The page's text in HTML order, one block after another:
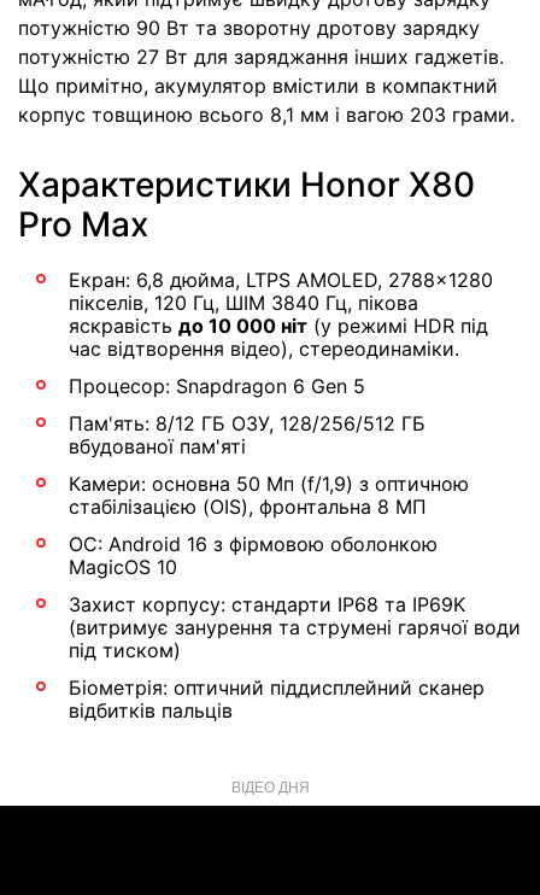
потужністю 90 Вт та зворотну дротову зарядку
потужністю 27 Вт для заряджання інших гаджетів.
Що примітно, акумулятор вмістили в компактний
корпус товщиною всього 8,1 мм і вагою 203 грами.
Характеристики Honor X80
Pro Max
Екран: 6,8 дюйма, LTPS AMOLED, 2788×1280
пікселів, 120 Гц, ШІМ 3840 Гц, пікова
яскравість до 10 000 ніт (у режимі HDR під
час відтворення відео), стереодинаміки.
Процесор: Snapdragon 6 Gen 5
Пам'ять: 8/12 ГБ ОЗУ, 128/256/512 ГБ
вбудованої пам'яті
Камери: основна 50 Мп (f/1,9) з оптичною
стабілізацією (OIS), фронтальна 8 МП
ОС: Android 16 з фірмовою оболонкою
MagicOS 10
Захист корпусу: стандарти IP68 та IP69K
(витримує занурення та струмені гарячої води
під тиском)
Біометрія: оптичний піддисплейний сканер
відбитків пальців
ВІДЕО ДНЯ